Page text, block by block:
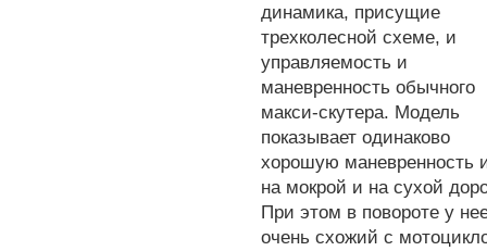
динамика, присущие
трехколесной схеме, и
управляемость и
маневренность обычного
макси-скутера. Модель
показывает одинаково
хорошую маневренность
на мокрой и на сухой
При этом в повороте у
очень схожий с